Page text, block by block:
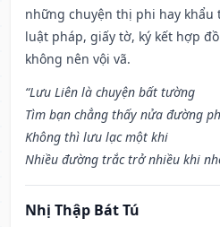
những chuyện thị phi hay khẩu
luật pháp, giấy tờ, ký kết hợp
không nên vội vã.
“Lưu Liên là chuyện bất tường
Tìm bạn chẳng thấy nửa đường
Không thì lưu lạc một khi
Nhiều đường trắc trở nhiều khi
Nhị Thập Bát Tú